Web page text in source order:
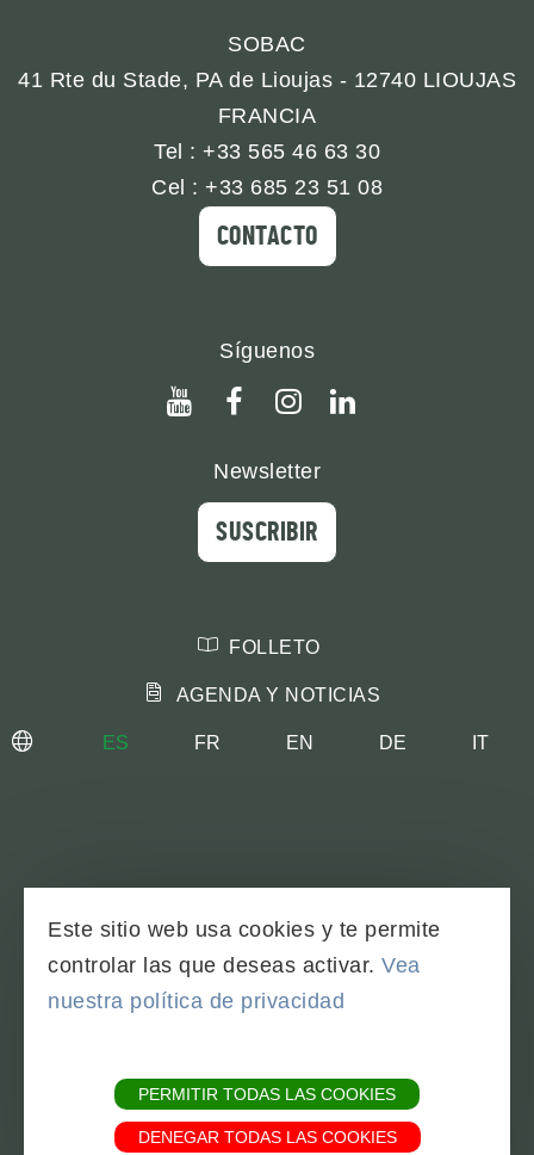
PRODUCTO PARA LOS
ARBORICULTORES, VITICULTORES,
SOBAC
41 Rte du Stade, PA de Lioujas - 12740 LIOUJAS
FRANCIA
Tel : +33 565 46 63 30
Cel : +33 685 23 51 08
CONTACTO
Síguenos
youtubefacebookinstagram
Newsletter
SUSCRIBIR
FOLLETO
AGENDA Y NOTICIAS
ES FR EN DE IT
OPEN
MOBILE
MENU
TERMINOS DE USO
MAPA DEL SITIO
Este sitio web usa cookies y te permite
controlar las que deseas activar. Vea
nuestra política de privacidad
PERMITIR TODAS LAS COOKIES
DENEGAR TODAS LAS COOKIES